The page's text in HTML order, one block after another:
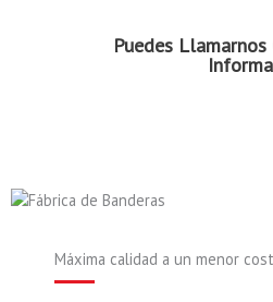
Puedes
Máxima calidad a un menor